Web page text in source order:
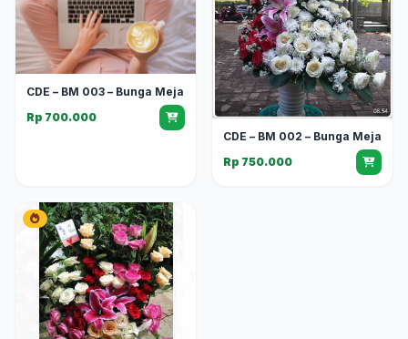
CDE – BM 003 – Bunga Meja
Rp 700.000
CDE – BM 002 – Bunga Meja
Rp 750.000